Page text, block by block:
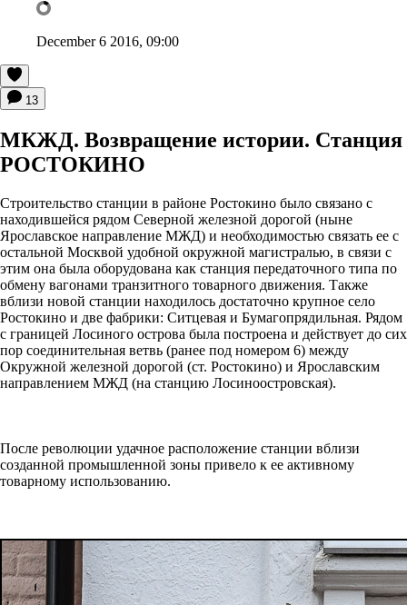
December 6 2016, 09:00
13
МКЖД. Возвращение истории. Станция
РОСТОКИНО
Строительство станции в районе Ростокино было связано с
находившейся рядом Северной железной дорогой (ныне
Ярославское направление МЖД) и необходимостью связать ее с
остальной Москвой удобной окружной магистралью, в связи с
этим она была оборудована как станция передаточного типа по
обмену вагонами транзитного товарного движения. Также
вблизи новой станции находилось достаточно крупное село
Ростокино и две фабрики: Ситцевая и Бумагопрядильная. Рядом
с границей Лосиного острова была построена и действует до сих
пор соединительная ветвь (ранее под номером 6) между
Окружной железной дорогой (ст. Ростокино) и Ярославским
направлением МЖД (на станцию Лосиноостровская).
После революции удачное расположение станции вблизи
созданной промышленной зоны привело к ее активному
товарному использованию.